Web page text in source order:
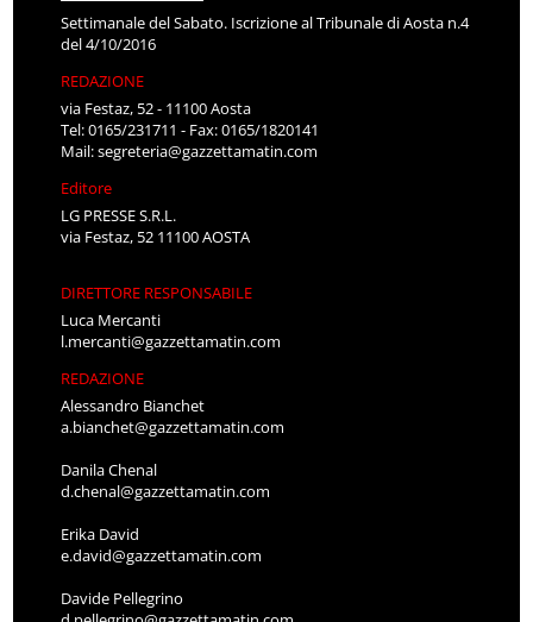
Settimanale del Sabato. Iscrizione al Tribunale di Aosta n.4
del 4/10/2016
REDAZIONE
via Festaz, 52 - 11100 Aosta
Tel: 0165/231711 - Fax: 0165/1820141
Mail:segreteria@gazzettamatin.com
Editore
LG PRESSE S.R.L.
via Festaz, 52 11100 AOSTA
DIRETTORE RESPONSABILE
Luca Mercanti
l.mercanti@gazzettamatin.com
REDAZIONE
Alessandro Bianchet
a.bianchet@gazzettamatin.com
Danila Chenal
d.chenal@gazzettamatin.com
Erika David
e.david@gazzettamatin.com
Davide Pellegrino